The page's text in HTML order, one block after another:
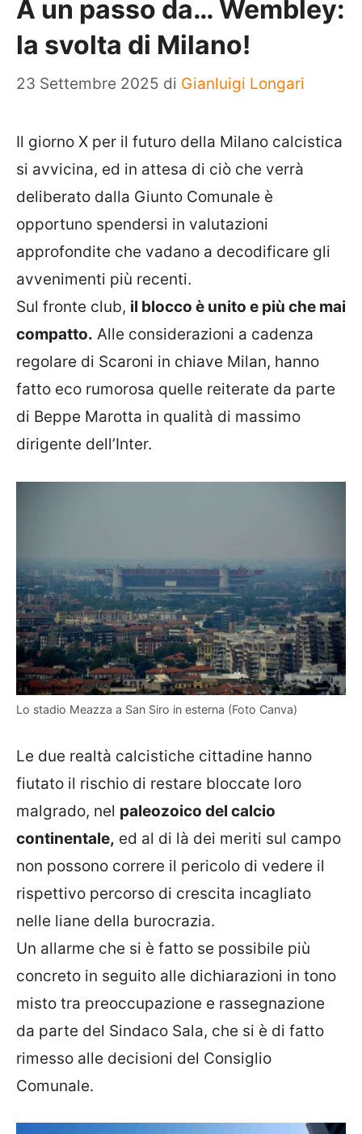
A un passo da… Wembley:
la svolta di Milano!
23 Settembre 2025 di Gianluigi Longari
Il giorno X per il futuro della Milano calcistica
si avvicina, ed in attesa di ciò che verrà
deliberato dalla Giunto Comunale è
opportuno spendersi in valutazioni
approfondite che vadano a decodificare gli
avvenimenti più recenti.
Sul fronte club, il blocco è unito e più che mai
compatto. Alle considerazioni a cadenza
regolare di Scaroni in chiave Milan, hanno
fatto eco rumorosa quelle reiterate da parte
di Beppe Marotta in qualità di massimo
dirigente dell’Inter.
Lo stadio Meazza a San Siro in esterna (Foto Canva)
Le due realtà calcistiche cittadine hanno
fiutato il rischio di restare bloccate loro
malgrado, nel paleozoico del calcio
continentale, ed al di là dei meriti sul campo
non possono correre il pericolo di vedere il
rispettivo percorso di crescita incagliato
nelle liane della burocrazia.
Un allarme che si è fatto se possibile più
concreto in seguito alle dichiarazioni in tono
misto tra preoccupazione e rassegnazione
da parte del Sindaco Sala, che si è di fatto
rimesso alle decisioni del Consiglio
Comunale.